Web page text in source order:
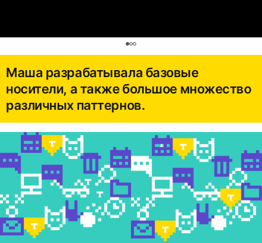
Маша разрабатывала базовые
носители, а также большое множество
различных паттернов.